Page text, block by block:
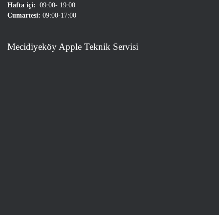
Hafta içi: 09:00- 19:00
Cumartesi: 09:00-17:00
Mecidiyeköy Apple Teknik Servisi